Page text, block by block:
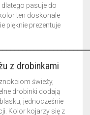
pasuje do
ten doskonale
pięknie prezentuje
z drobinkami
świeży,
drobinki dodają
jednocześnie
Kolor kojarzy się z